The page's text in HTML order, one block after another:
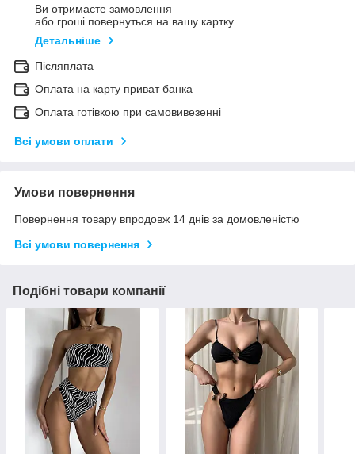
Ви отримаєте замовлення
або гроші повернуться на вашу картку
Детальніше
Післяплата
Оплата на карту приват банка
Оплата готівкою при самовивезенні
Всі умови оплати
Умови повернення
Повернення товару впродовж 14 днів за домовленістю
Всі умови повернення
Подібні товари компанії